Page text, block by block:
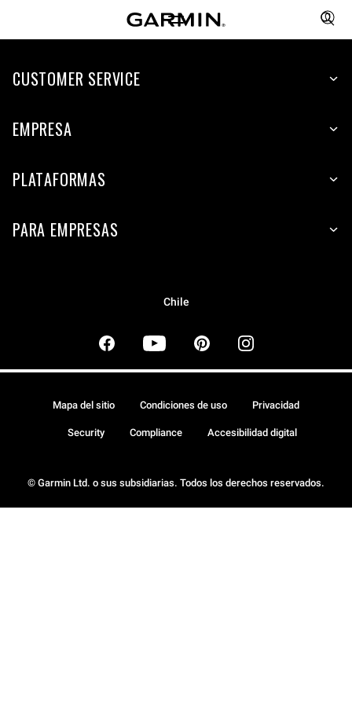
CUSTOMER SERVICE
EMPRESA
PLATAFORMAS
PARA EMPRESAS
Chile
© Garmin Ltd. o sus subsidiarias. Todos los derechos reservados.
Mapa del sitio Condiciones de uso Privacidad
Security Compliance Accesibilidad digital